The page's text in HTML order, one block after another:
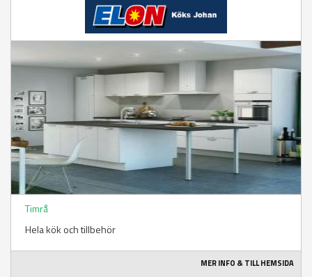
Timrå
Hela kök och tillbehör
MER INFO & TILL HEMSIDA